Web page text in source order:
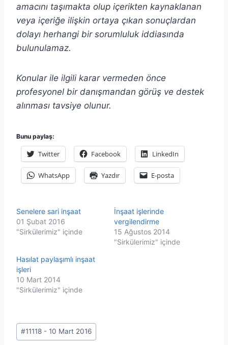
amacını taşımakta olup içerikten kaynaklanan
veya içeriğe ilişkin ortaya çıkan sonuçlardan
dolayı herhangi bir sorumluluk iddiasında
bulunulamaz.
Konular ile ilgili karar vermeden önce
profesyonel bir danışmandan görüş ve destek
alınması tavsiye olunur.
Bunu paylaş:
Twitter Facebook LinkedIn
WhatsApp Yazdır E-posta
Senelere sari inşaat
01 Şubat 2016
"Sirkülerimiz" içinde
İnşaat işlerinde
vergilendirme
15 Ağustos 2014
"Sirkülerimiz" içinde
Hasılat paylaşımlı inşaat
işleri
10 Mart 2014
"Sirkülerimiz" içinde
Post
Tags:
#11118 - 10 Mart 2016